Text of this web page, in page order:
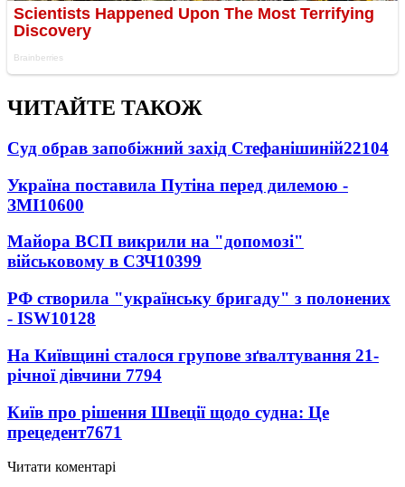
ЧИТАЙТЕ ТАКОЖ
Суд обрав запобіжний захід Стефанішиній22104
Україна поставила Путіна перед дилемою -
ЗМІ10600
Майора ВСП викрили на "допомозі"
військовому в СЗЧ10399
РФ створила "українську бригаду" з полонених
- ISW10128
На Київщині сталося групове зґвалтування 21-
річної дівчини 7794
Київ про рішення Швеції щодо судна: Це
прецедент7671
Читати коментарі